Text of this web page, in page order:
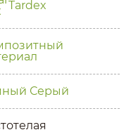
Tardex
Серый